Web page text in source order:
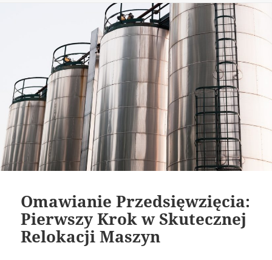
Omawianie Przedsięwzięcia:
Pierwszy Krok w Skutecznej
Relokacji Maszyn